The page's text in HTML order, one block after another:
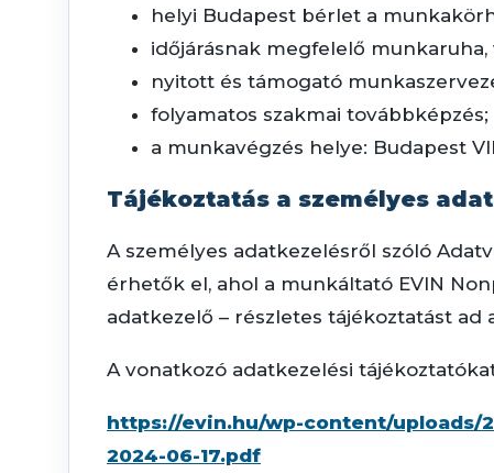
helyi Budapest bérlet a
időjárásnak megfelelő munkaruha,
nyitott és támogató
folyamatos szakmai továbbképzés;
a munkavégzés helye: Budapest
Tájékoztatás a személyes
A személyes adatkezelésről szóló
érhetők el, ahol a munkáltató EVIN
adatkezelő – részletes tájékoztatást
A vonatkozó adatkezelési
https://evin.hu/wp-content/uploads/
2024-06-17.pdf